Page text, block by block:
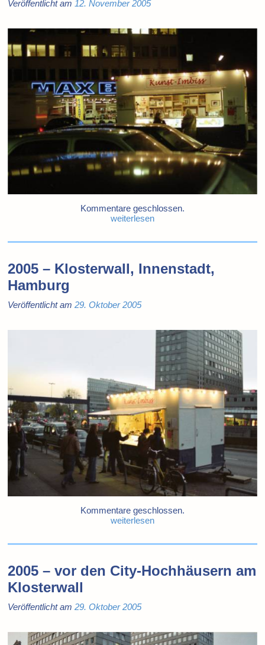
Veröffentlicht am 12. November 2005
Kommentare geschlossen.
weiterlesen
2005 – Klosterwall, Innenstadt,
Hamburg
Veröffentlicht am29. Oktober 2005
Kommentare geschlossen.
weiterlesen
2005 – vor den City-Hochhäusern am
Klosterwall
Veröffentlicht am29. Oktober 2005